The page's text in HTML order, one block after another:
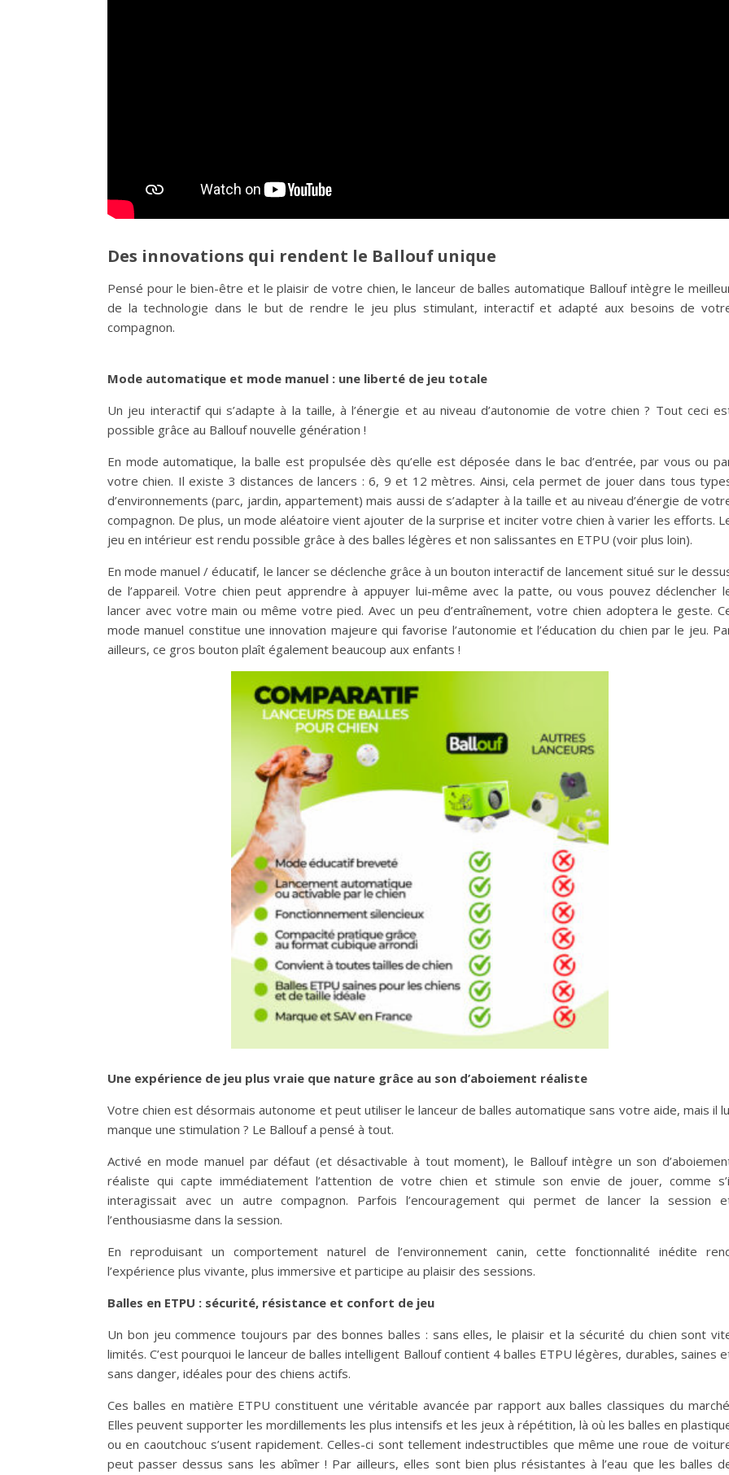
Des innovations qui rendent le Ballouf unique
Pensé pour le bien-être et le plaisir de votre chien, le lanceur de balles automatique Ballouf intègre le
de la technologie dans le but de rendre le jeu plus stimulant, interactif et adapté aux besoins de
compagnon.
Mode automatique et mode manuel : une liberté de jeu totale
Un jeu interactif qui s’adapte à la taille, à l’énergie et au niveau d’autonomie de votre chien ? Tout ceci
possible grâce au Ballouf nouvelle génération !
En mode automatique, la balle est propulsée dès qu’elle est déposée dans le bac d’entrée, par vous ou
votre chien. Il existe 3 distances de lancers : 6, 9 et 12 mètres. Ainsi, cela permet de jouer dans tous
d’environnements (parc, jardin, appartement) mais aussi de s’adapter à la taille et au niveau d’énergie de
compagnon. De plus, un mode aléatoire vient ajouter de la surprise et inciter votre chien à varier les efforts.
jeu en intérieur est rendu possible grâce à des balles légères et non salissantes en ETPU (voir plus loin).
En mode manuel / éducatif, le lancer se déclenche grâce à un bouton interactif de lancement situé sur le
de l’appareil. Votre chien peut apprendre à appuyer lui-même avec la patte, ou vous pouvez déclencher
lancer avec votre main ou même votre pied. Avec un peu d’entraînement, votre chien adoptera le geste.
mode manuel constitue une innovation majeure qui favorise l’autonomie et l’éducation du chien par le jeu.
ailleurs, ce gros bouton plaît également beaucoup aux enfants !
Une expérience de jeu plus vraie que nature grâce au son d’aboiement réaliste
Votre chien est désormais autonome et peut utiliser le lanceur de balles automatique sans votre aide, mais il
manque une stimulation ? Le Ballouf a pensé à tout.
Activé en mode manuel par défaut (et désactivable à tout moment), le Ballouf intègre un son
réaliste qui capte immédiatement l’attention de votre chien et stimule son envie de jouer, comme
interagissait avec un autre compagnon. Parfois l’encouragement qui permet de lancer la session
l’enthousiasme dans la session.
En reproduisant un comportement naturel de l’environnement canin, cette fonctionnalité inédite
l’expérience plus vivante, plus immersive et participe au plaisir des sessions.
Balles en ETPU : sécurité, résistance et confort de jeu
Un bon jeu commence toujours par des bonnes balles : sans elles, le plaisir et la sécurité du chien sont
limités. C’est pourquoi le lanceur de balles intelligent Ballouf contient 4 balles ETPU légères, durables, saines
sans danger, idéales pour des chiens actifs.
Ces balles en matière ETPU constituent une véritable avancée par rapport aux balles classiques du
Elles peuvent supporter les mordillements les plus intensifs et les jeux à répétition, là où les balles en
ou en caoutchouc s’usent rapidement. Celles-ci sont tellement indestructibles que même une roue de
peut passer dessus sans les abîmer ! Par ailleurs, elles sont bien plus résistantes à l’eau que les balles